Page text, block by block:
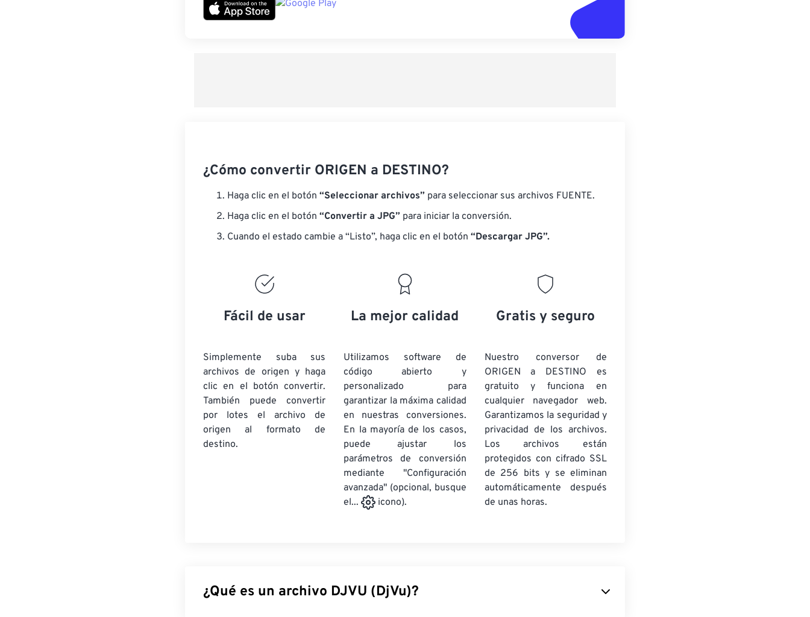
¿Cómo convertir ORIGEN a DESTINO?
Haga clic en el botón “Seleccionar archivos” para seleccionar sus archivos FUENTE.
Haga clic en el botón “Convertir a JPG” para iniciar la conversión.
Cuando el estado cambie a “Listo”, haga clic en el botón “Descargar JPG”.
Fácil de usar
Simplemente suba sus
archivos de origen y haga
clic en el botón convertir.
También puede convertir
por lotesel archivo de
origen al formato de
destino.
La mejor calidad
Utilizamos software de
código abierto y
personalizado para
garantizar la máxima calidad
en nuestras conversiones.
En la mayoría de los casos,
puede ajustar los
parámetros de conversión
mediante "Configuración
avanzada" (opcional, busque
el...
icono).
Gratis y seguro
Nuestro conversor de
ORIGEN a DESTINO es
gratuito y funciona en
cualquier navegador web.
Garantizamos la seguridad y
privacidad de los archivos.
Los archivos están
protegidos con cifrado SSL
de 256 bits y se eliminan
automáticamente después
de unas horas.
¿Qué es un archivo DJVU (DjVu)?